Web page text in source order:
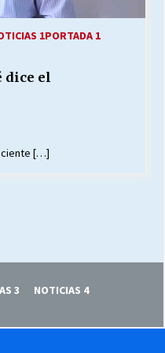
HONORARIOS, DESPIDOS
1PORTADA 1
dice el
[…]
3
NOTICIAS 4